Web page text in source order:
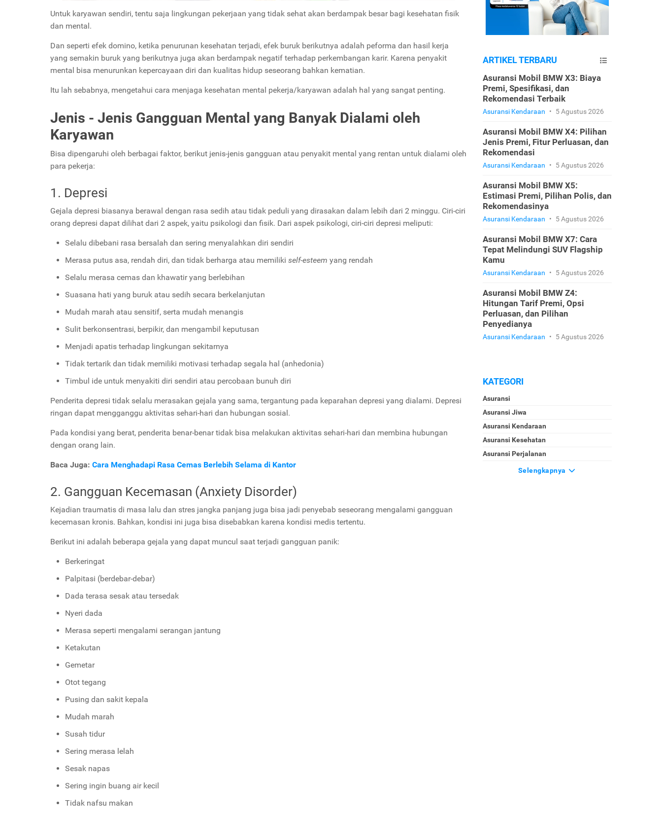
Untuk karyawan sendiri, tentu saja lingkungan pekerjaan yang tidak sehat akan berdampak besar bagi kesehatan fisik
dan mental.
Dan seperti efek domino, ketika penurunan kesehatan terjadi, efek buruk berikutnya adalah peforma dan hasil kerja
yang semakin buruk yang berikutnya juga akan berdampak negatif terhadap perkembangan karir. Karena penyakit
mental bisa menurunkan kepercayaan diri dan kualitas hidup seseorang bahkan kematian.
Itu lah sebabnya, mengetahui cara menjaga kesehatan mental pekerja/karyawan adalah hal yang sangat penting.
Jenis - Jenis Gangguan Mental yang Banyak Dialami oleh
Karyawan
Bisa dipengaruhi oleh berbagai faktor, berikut jenis-jenis gangguan atau penyakit mental yang rentan untuk dialami oleh
para pekerja:
1. Depresi
Gejala depresi biasanya berawal dengan rasa sedih atau tidak peduli yang dirasakan dalam lebih dari 2 minggu. Ciri-ciri
orang depresi dapat dilihat dari 2 aspek, yaitu psikologi dan fisik. Dari aspek psikologi, ciri-ciri depresi meliputi:
Selalu dibebani rasa bersalah dan sering menyalahkan diri sendiri
Merasa putus asa, rendah diri, dan tidak berharga atau memiliki self-esteem yang rendah
Selalu merasa cemas dan khawatir yang berlebihan
Suasana hati yang buruk atau sedih secara berkelanjutan
Mudah marah atau sensitif, serta mudah menangis
Sulit berkonsentrasi, berpikir, dan mengambil keputusan
Menjadi apatis terhadap lingkungan sekitarnya
Tidak tertarik dan tidak memiliki motivasi terhadap segala hal (anhedonia)
Timbul ide untuk menyakiti diri sendiri atau percobaan bunuh diri
Penderita depresi tidak selalu merasakan gejala yang sama, tergantung pada keparahan depresi yang dialami. Depresi
ringan dapat mengganggu aktivitas sehari-hari dan hubungan sosial.
Pada kondisi yang berat, penderita benar-benar tidak bisa melakukan aktivitas sehari-hari dan membina hubungan
dengan orang lain.
Baca Juga: Cara Menghadapi Rasa Cemas Berlebih Selama di Kantor
2. Gangguan Kecemasan (Anxiety Disorder)
Kejadian traumatis di masa lalu dan stres jangka panjang juga bisa jadi penyebab seseorang mengalami gangguan
kecemasan kronis. Bahkan, kondisi ini juga bisa disebabkan karena kondisi medis tertentu.
Berikut ini adalah beberapa gejala yang dapat muncul saat terjadi gangguan panik:
Berkeringat
Palpitasi (berdebar-debar)
Dada terasa sesak atau tersedak
Nyeri dada
Merasa seperti mengalami serangan jantung
Ketakutan
Gemetar
Otot tegang
Pusing dan sakit kepala
Mudah marah
Susah tidur
Sering merasa lelah
Sesak napas
Sering ingin buang air kecil
Tidak nafsu makan
ARTIKEL TERBARU
Asuransi Mobil BMW X3: Biaya
Premi, Spesifikasi, dan
Rekomendasi Terbaik
Asuransi Kendaraan • 5 Agustus 2026
Asuransi Mobil BMW X4: Pilihan
Jenis Premi, Fitur Perluasan, dan
Rekomendasi
Asuransi Kendaraan • 5 Agustus 2026
Asuransi Mobil BMW X5:
Estimasi Premi, Pilihan Polis, dan
Rekomendasinya
Asuransi Kendaraan • 5 Agustus 2026
Asuransi Mobil BMW X7: Cara
Tepat Melindungi SUV Flagship
Kamu
Asuransi Kendaraan • 5 Agustus 2026
Asuransi Mobil BMW Z4:
Hitungan Tarif Premi, Opsi
Perluasan, dan Pilihan
Penyedianya
Asuransi Kendaraan • 5 Agustus 2026
KATEGORI
Asuransi
Asuransi Jiwa
Asuransi Kendaraan
Asuransi Kesehatan
Asuransi Perjalanan
Selengkapnya